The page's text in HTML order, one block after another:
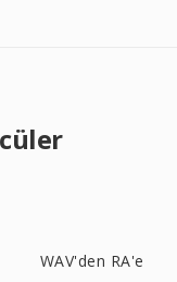
WAV'den RA'e